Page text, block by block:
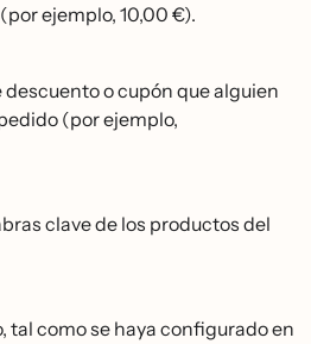
ejemplo, 10,00 €).
o cupón que alguien
(por ejemplo,
clave de los productos del
tal como se haya configurado en